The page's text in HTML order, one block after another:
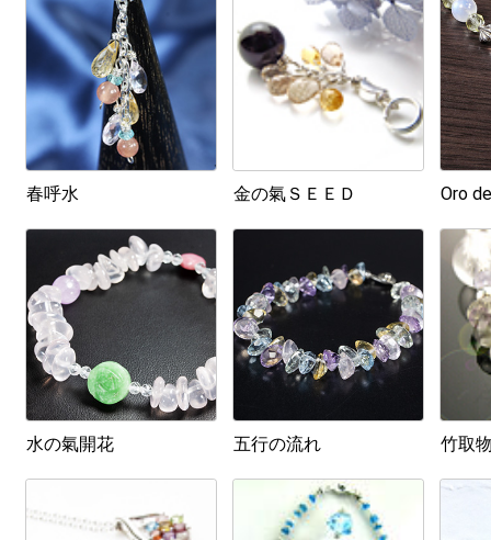
春呼水 金の氣ＳＥＥＤ Oro
水の氣開花 五行の流れ 竹取